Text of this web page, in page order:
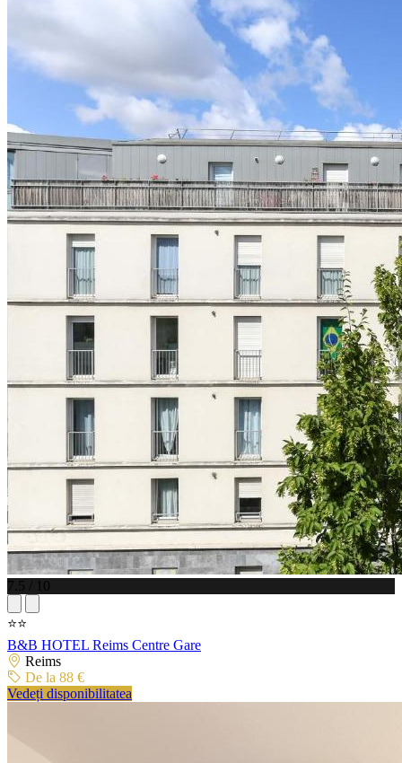
7.5 / 10
⭐⭐
B&B HOTEL Reims Centre Gare
Reims
De la 88 €
Vedeți disponibilitatea